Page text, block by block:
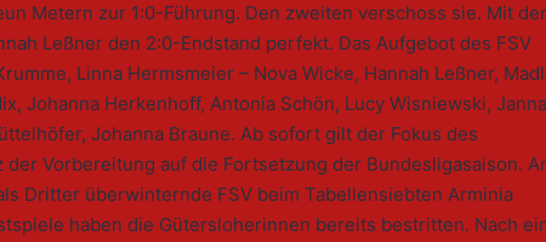
Metern zur 1:0-Führung. Den zweiten verschoss sie. Mit
Leßner den 2:0-Endstand perfekt. Das Aufgebot des FSV
Linna Hermsmeier – Nova Wicke, Hannah Leßner,
Johanna Herkenhoff, Antonia Schön, Lucy Wisniewski, Janna
Johanna Braune. Ab sofort gilt der Fokus des
der Vorbereitung auf die Fortsetzung der Bundesligasaison.
Dritter überwinternde FSV beim Tabellensiebten Arminia
haben die Gütersloherinnen bereits bestritten. Nach